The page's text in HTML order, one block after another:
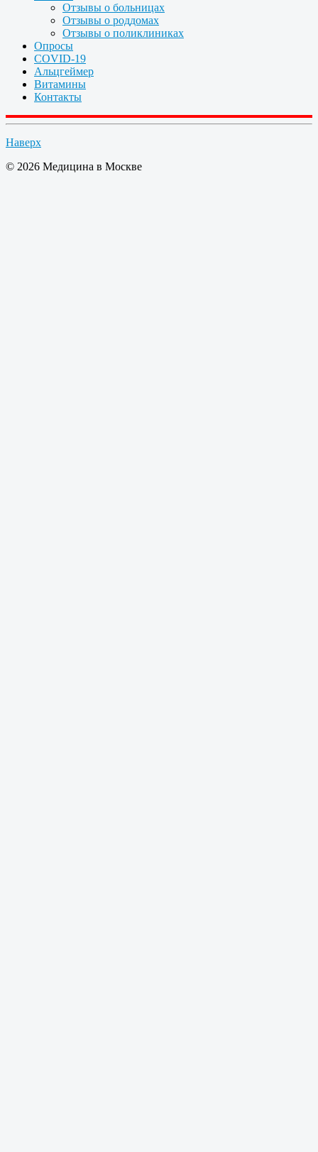
Отзывы о больницах
Отзывы о роддомах
Отзывы о поликлиниках
Опросы
COVID-19
Альцгеймер
Витамины
Контакты
Наверх
© 2026 Медицина в Москве